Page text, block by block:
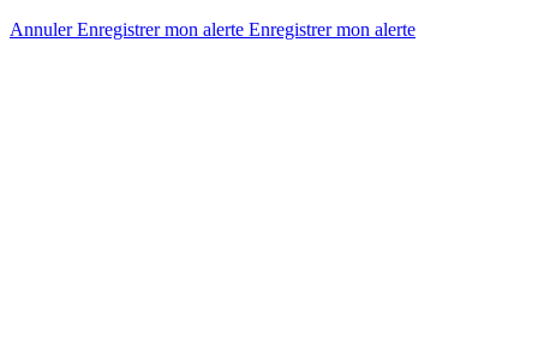
AnnulerEnregistrer mon alerte Enregistrermon alerte